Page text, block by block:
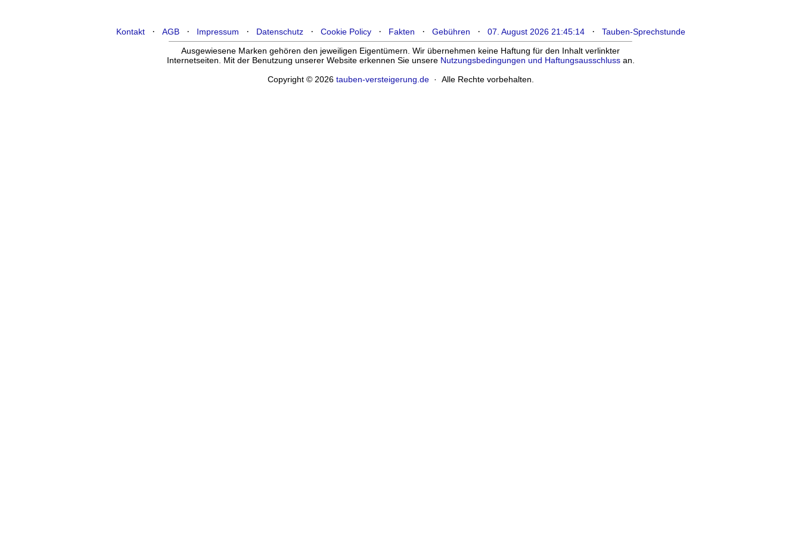
Kontakt· AGB· Impressum · Datenschutz· Cookie Policy· Fakten · Gebühren · 07. August 2026 21:45:14· Tauben-Sprechstunde
Ausgewiesene Marken gehören den jeweiligen Eigentümern. Wir übernehmen keine Haftung für den Inhalt verlinkter
Internetseiten. Mit der Benutzung unserer Website erkennen Sie unsere Nutzungsbedingungen und Haftungsausschlussan.
Copyright © 2026 tauben-versteigerung.de· Alle Rechte vorbehalten.